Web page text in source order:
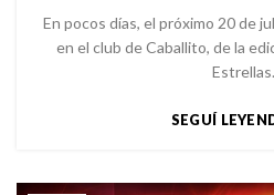
En pocos días, el próximo 20 de
en el club de Caballito, de la
SEGUÍ